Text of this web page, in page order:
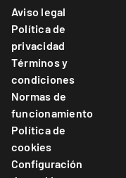
Aviso legal
Política de
privacidad
Términos y
condiciones
Normas de
funcionamiento
Política de
cookies
Configuración